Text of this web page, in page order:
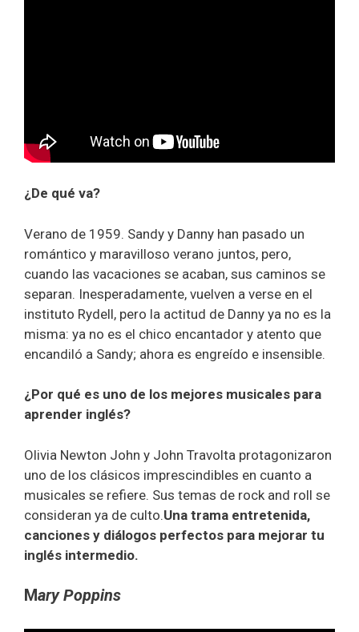
¿De qué va?
Verano de 1959. Sandy y Danny han pasado un
romántico y maravilloso verano juntos, pero,
cuando las vacaciones se acaban, sus caminos se
separan. Inesperadamente, vuelven a verse en el
instituto Rydell, pero la actitud de Danny ya no es la
misma: ya no es el chico encantador y atento que
encandiló a Sandy; ahora es engreído e insensible.
¿Por qué es uno de los mejores musicales para
aprender inglés?
Olivia Newton John y John Travolta protagonizaron
uno de los clásicos imprescindibles en cuanto a
musicales se refiere. Sus temas de rock and roll se
consideran ya de culto.Una trama entretenida,
canciones y diálogos perfectos para mejorar tu
inglés intermedio.
Mary Poppins